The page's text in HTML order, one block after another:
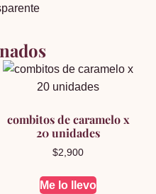
combitos de caramelo x
20 unidades
$2,900
Me lo llevo